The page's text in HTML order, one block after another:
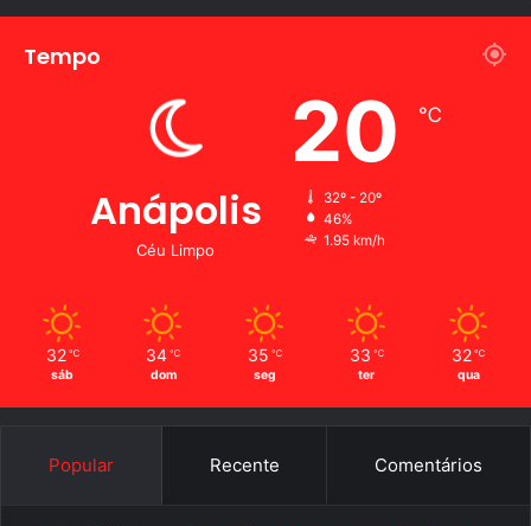
Tempo
Anápolis
Céu Limpo
20 ℃
32º - 20º
46%
1.95 km/h
32 ℃
sáb
34 ℃
dom
35 ℃
seg
33 ℃
ter
32 ℃
qua
Popular Recente Comentários